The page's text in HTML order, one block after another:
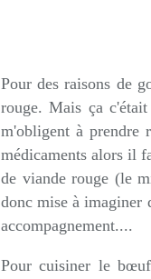
Pour des raisons de
rouge. Mais ça
m'obligent à prendre
médicaments alors il
de viande rouge (le
donc mise à imaginer
accompagnement....
Pour cuisiner le